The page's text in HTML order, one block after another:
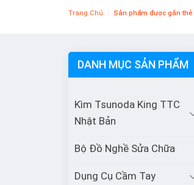
Trang Chủ / Sản phẩm được gắn thẻ
DANH MỤC SẢN PHẨM
Kìm Tsunoda King TTC
Nhật Bản
Bộ Đồ Nghề Sửa Chữa
Dụng Cụ Cầm Tay